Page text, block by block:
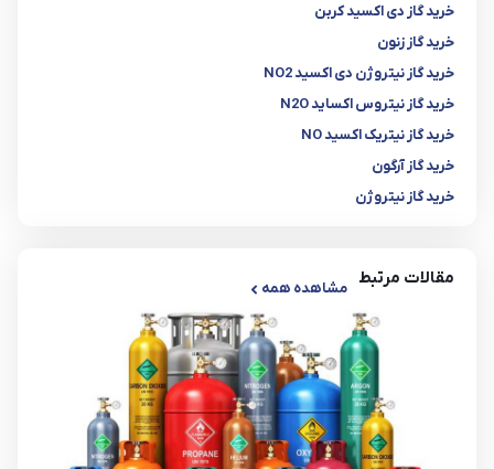
خرید گاز دی اکسید کربن
خرید گاز زنون
خرید گاز نیتروژن دی اکسید NO2
خرید گاز نیتروس اکساید N2O
خرید گاز نیتریک اکسید NO
خرید گاز آرگون
خرید گاز نیتروژن
مقالات مرتبط مشاهده همه